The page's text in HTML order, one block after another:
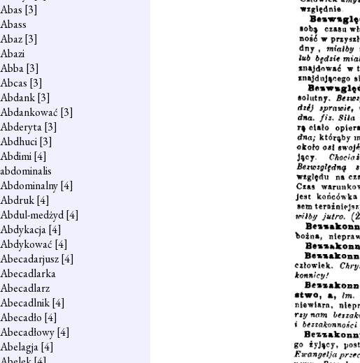
Abas [3]
Abass
Abaz[3]
Abazi
Abba[3]
Abcas [3]
Abdank[3]
Abdankować [3]
Abderyta[3]
Abdhuci[3]
Abdimi[4]
abdominalis
Abdominalny[4]
Abdruk[4]
Abdul-medżyd[4]
Abdykacja[4]
Abdykować [4]
Abecadarjusz[4]
Abecadlarka
Abecadlarz
Abecadlnik[4]
Abecadło [4]
Abecadłowy[4]
Abelagja[4]